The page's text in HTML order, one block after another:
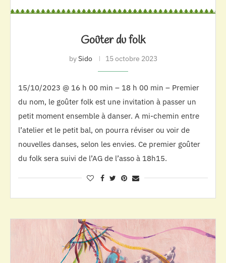
Goûter du folk
bySido 15 octobre 2023
15/10/2023 @ 16 h 00 min – 18 h 00 min – Premier
du nom, le goûter folk est une invitation à passer un
petit moment ensemble à danser. A mi-chemin entre
l’atelier et le petit bal, on pourra réviser ou voir de
nouvelles danses, selon les envies. Ce premier goûter
du folk sera suivi de l’AG de l’asso à 18h15.